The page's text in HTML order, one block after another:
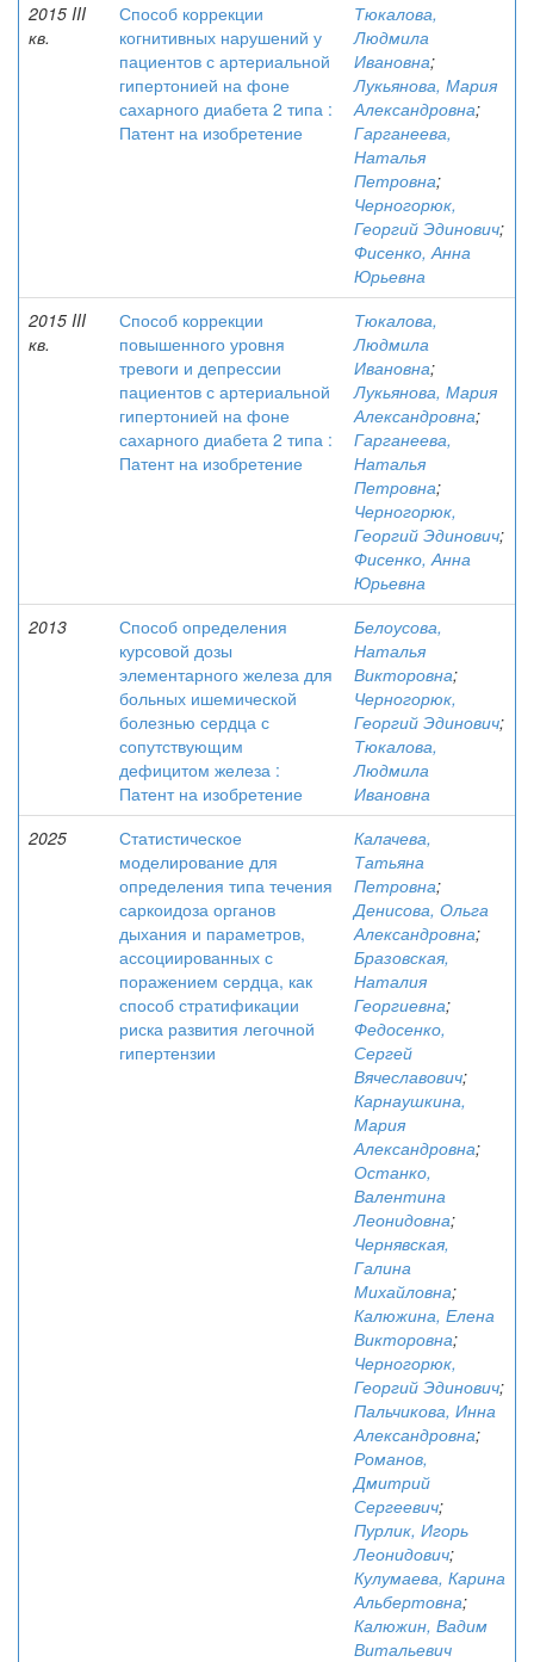
2015 III
кв.
Способ коррекции
когнитивных нарушений у
пациентов с артериальной
гипертонией на фоне
сахарного диабета 2 типа :
Патент на изобретение
Тюкалова,
Людмила
Ивановна;
Лукьянова, Мария
Александровна;
Гарганеева,
Наталья
Петровна;
Черногорюк,
Георгий Эдинович;
Фисенко, Анна
Юрьевна
2015 III
кв.
Способ коррекции
повышенного уровня
тревоги и депрессии
пациентов с артериальной
гипертонией на фоне
сахарного диабета 2 типа :
Патент на изобретение
Тюкалова,
Людмила
Ивановна;
Лукьянова, Мария
Александровна;
Гарганеева,
Наталья
Петровна;
Черногорюк,
Георгий Эдинович;
Фисенко, Анна
Юрьевна
2013
Способ определения
курсовой дозы
элементарного железа для
больных ишемической
болезнью сердца с
сопутствующим
дефицитом железа :
Патент на изобретение
Белоусова,
Наталья
Викторовна;
Черногорюк,
Георгий Эдинович;
Тюкалова,
Людмила
Ивановна
2025
Статистическое
моделирование для
определения типа течения
саркоидоза органов
дыхания и параметров,
ассоциированных с
поражением сердца, как
способ стратификации
риска развития легочной
гипертензии
Калачева,
Татьяна
Петровна;
Денисова, Ольга
Александровна;
Бразовская,
Наталия
Георгиевна;
Федосенко,
Сергей
Вячеславович;
Карнаушкина,
Мария
Александровна;
Останко,
Валентина
Леонидовна;
Чернявская,
Галина
Михайловна;
Калюжина, Елена
Викторовна;
Черногорюк,
Георгий Эдинович;
Пальчикова, Инна
Александровна;
Романов,
Дмитрий
Сергеевич;
Пурлик, Игорь
Леонидович;
Кулумаева, Карина
Альбертовна;
Калюжин, Вадим
Витальевич